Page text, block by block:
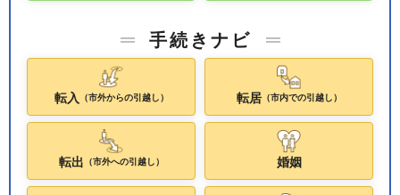
手続きナビ
転入 （市外からの引越し） 転居（市内での引越し）
転出 （市外への引越し） 婚姻